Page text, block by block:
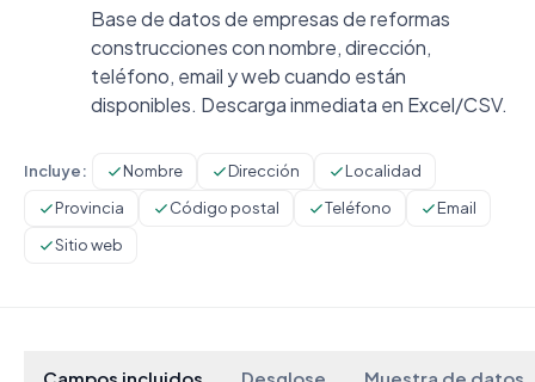
Base de datos de empresas de reformas
construcciones con nombre, dirección,
teléfono, email y web cuando están
disponibles. Descarga inmediata en Excel/CSV.
Incluye: Nombre Dirección
Localidad
Provincia
Código postal Teléfono
Email
Sitio web